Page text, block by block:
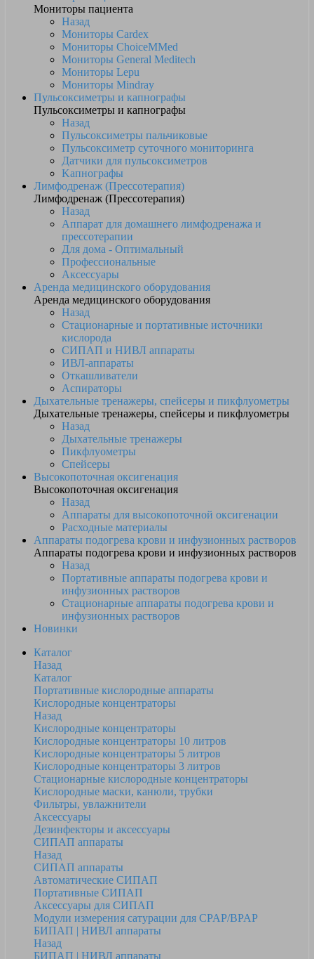
Мониторы пациента
Назад
Мониторы Cardex
Мониторы ChoiceMMed
Мониторы General Meditech
Мониторы Lepu
Мониторы Mindray
Пульсоксиметры и капнографы
Пульсоксиметры и капнографы
Назад
Пульсоксиметры пальчиковые
Пульсоксиметр суточного мониторинга
Датчики для пульсоксиметров
Kапнографы
Лимфодренаж (Прессотерапия)
Лимфодренаж (Прессотерапия)
Назад
Аппарат для домашнего лимфодренажа и
прессотерапии
Для дома - Оптимальный
Профессиональные
Аксессуары
Аренда медицинского оборудования
Аренда медицинского оборудования
Назад
Стационарные и портативные источники
кислорода
СИПАП и НИВЛ аппараты
ИВЛ-аппараты
Откашливатели
Аспираторы
Дыхательные тренажеры, спейсеры и пикфлуометры
Дыхательные тренажеры, спейсеры и пикфлуометры
Назад
Дыхательные тренажеры
Пикфлуометры
Спейсеры
Высокопоточная оксигенация
Высокопоточная оксигенация
Назад
Аппараты для высокопоточной оксигенации
Расходные материалы
Аппараты подогрева крови и инфузионных растворов
Аппараты подогрева крови и инфузионных растворов
Назад
Портативные аппараты подогрева крови и
инфузионных растворов
Стационарные аппараты подогрева крови и
инфузионных растворов
Новинки
Каталог
Назад
Каталог
Портативные кислородные аппараты
Кислородные концентраторы
Назад
Кислородные концентраторы
Кислородные концентраторы 10 литров
Кислородные концентраторы 5 литров
Кислородные концентраторы 3 литров
Стационарные кислородные концентраторы
Кислородные маски, канюли, трубки
Фильтры, увлажнители
Аксессуары
Дезинфекторы и аксессуары
СИПАП аппараты
Назад
СИПАП аппараты
Автоматические СИПАП
Портативные СИПАП
Аксессуары для СИПАП
Модули измерения сатурации для CPAP/BPAP
БИПАП | НИВЛ аппараты
Назад
БИПАП | НИВЛ аппараты